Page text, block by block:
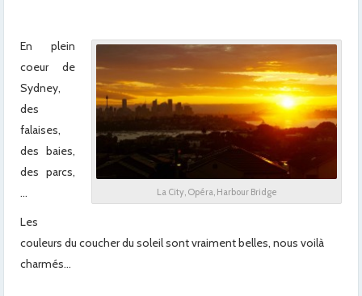
La City, Opéra, Harbour Bridge
En plein
coeur de
Sydney,
des
falaises,
des baies,
des parcs,
…
Les
couleurs du coucher du soleil sont vraiment belles, nous voilà
charmés…